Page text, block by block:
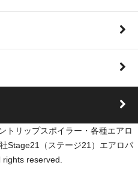
トリップスポイラー・各種エアロ
Stage21（ステージ21）エアロパ
rights reserved.